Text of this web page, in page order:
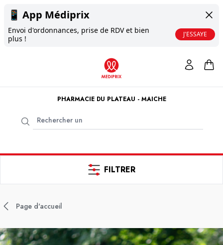
📱 App Médiprix
Envoi d'ordonnances, prise de RDV et bien
plus !
J'ESSAYE
PHARMACIE DU PLATEAU - MAICHE
FILTRER
Page d'accueil